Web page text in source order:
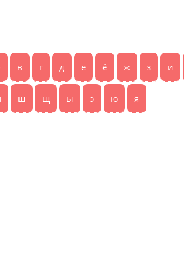
в г д е ё ж з и
ш щ ы э ю я